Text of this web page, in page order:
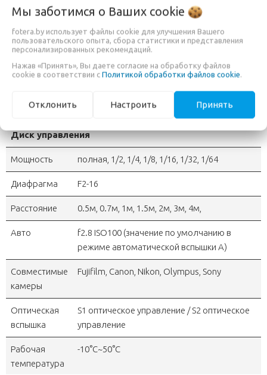
Мощность
вспышки
7 уровней: 1/1-1/64
Цветовая
температура
6000K±200K
расстояние
28 мм (фиксированное значение)
Диск управления
Мощность полная, 1/2, 1/4, 1/8, 1/16, 1/32, 1/64
Диафрагма F2-16
Расстояние 0.5м, 0.7м, 1м, 1.5м, 2м, 3м, 4м,
Авто
f2.8 ISO100 (значение по умолчанию в
режиме автоматической вспышки A)
Совместимые
камеры
Fujifilm, Canon, Nikon, Olympus, Sony
Оптическая
вспышка
S1 оптическое управление / S2 оптическое
управление
Рабочая
температура
-10°C~50°C
Мы заботимся о Ваших cookie
fotera.by использует файлы cookie для улучшения Вашего
пользовательского опыта, сбора статистики и представления
персонализированных рекомендаций.
Нажав «Принять», Вы даете согласие на обработку файлов
cookie в соответствии с Политикой обработки файлов cookie.
Отклонить Настроить Принять